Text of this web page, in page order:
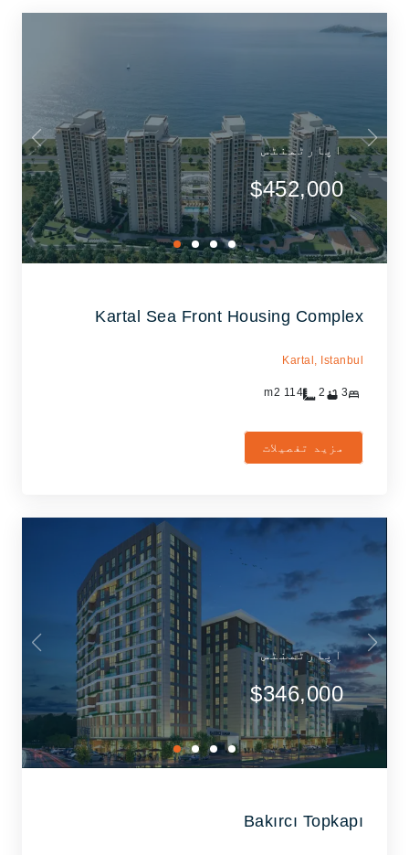
اپارٹمنٹس
$452,000
Kartal Sea Front Housing Complex
Kartal, Istanbul
3
2
114
مزید تفصیلات
اپارٹمنٹس
$346,000
Bakırcı Topkapı